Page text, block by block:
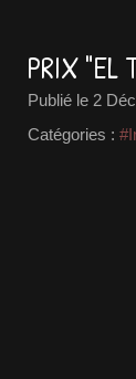
PRIX "EL
Publié le 2
Catégories :